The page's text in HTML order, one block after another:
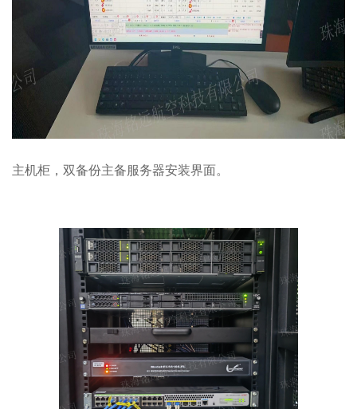
主机柜 ， 双备份主备服务器安装界面。